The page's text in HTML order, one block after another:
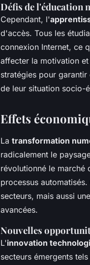
Défis de l'éducation
Cependant, l'
d'accès. Tous les
connexion Internet, ce
affecter la motivation
stratégies pour
de leur situation socio-
Effets
La transformation
radicalement le
révolutionné le marché
processus
secteurs, mais aussi
avancées.
Nouvelles
L'innovation
secteurs émergents